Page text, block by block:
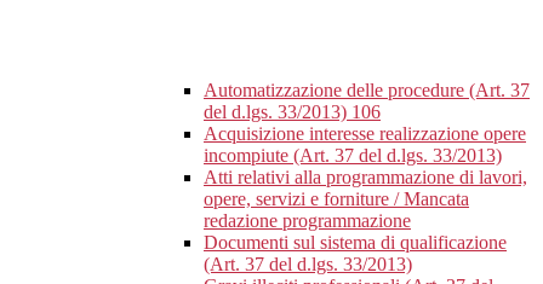
Automatizzazione delle procedure (Art. 37
del d.lgs. 33/2013) 106
Acquisizione interesse realizzazione opere
incompiute (Art. 37 del d.lgs. 33/2013)
Atti relativi alla programmazione di lavori,
opere, servizi e forniture / Mancata
redazione programmazione
Documenti sul sistema di qualificazione
(Art. 37 del d.lgs. 33/2013)